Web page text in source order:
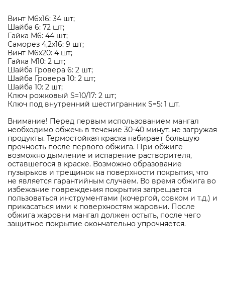
Винт М6x16: 34 шт;
Шайба 6: 72 шт;
Гайка М6: 44 шт;
Саморез 4,2x16: 9 шт;
Винт М6x20: 4 шт;
Гайка М10: 2 шт;
Шайба Гровера 6: 2 шт;
Шайба Гровера 10: 2 шт;
Шайба 10: 2 шт;
Ключ рожковый S=10/17: 2 шт;
Ключ под внутренний шестигранник S=5: 1 шт.
Внимание! Перед первым использованием мангал
необходимо обжечь в течение 30-40 минут, не загружая
продукты. Термостойкая краска набирает большую
прочность после первого обжига. При обжиге
возможно дымление и испарение растворителя,
оставшегося в краске. Возможно образование
пузырьков и трещинок на поверхности покрытия, что
не является гарантийным случаем. Во время обжига во
избежание повреждения покрытия запрещается
пользоваться инструментами (кочергой, совком и т.д.) и
прикасаться ими к поверхностям жаровни. После
обжига жаровни мангал должен остыть, после чего
защитное покрытие окончательно упрочняется.